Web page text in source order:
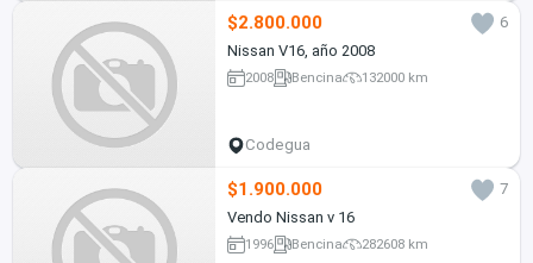
$2.800.000
6
Nissan V16, año 2008
2008 Bencina 132000 km
Codegua
$1.900.000
7
Vendo Nissan v 16
1996 Bencina 282608 km